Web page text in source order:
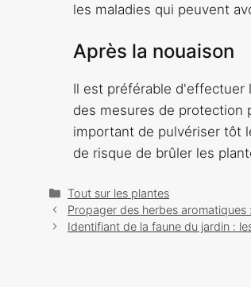
les maladies qui peuvent
Après la nouaison
Il est préférable d'effectuer
des mesures de protection
important de pulvériser tôt
de risque de brûler les
Catégories
Tout sur les plantes
Navigation
des
Propager des herbes
Identifiant de la faune du jardin :